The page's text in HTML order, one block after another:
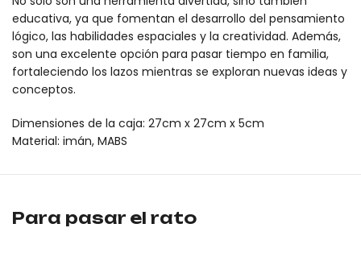
educativa, ya que fomentan el desarrollo del pensamiento
lógico, las habilidades espaciales y la creatividad. Además,
son una excelente opción para pasar tiempo en familia,
fortaleciendo los lazos mientras se exploran nuevas ideas y
conceptos.
Dimensiones de la caja: 27cm x 27cm x 5cm
Material: imán, MABS
Bloques magnéticos 3D (46 piezas) mideer es un producto
Bloques magnéticos 3D (46 piezas) mideer es un producto
Para pasar el rato